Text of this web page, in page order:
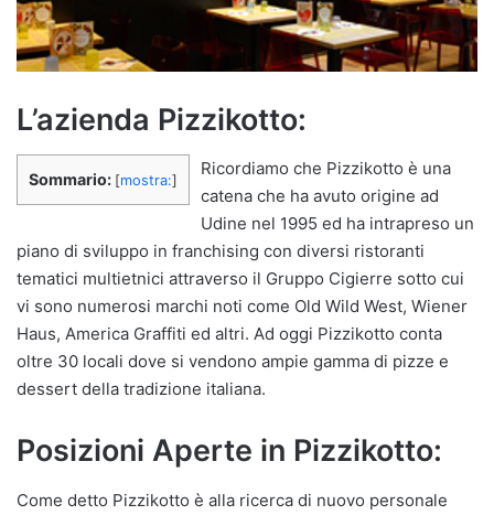
L’azienda Pizzikotto:
Sommario: [mostra:]
Ricordiamo che Pizzikotto è una
catena che ha avuto origine ad
Udine nel 1995 ed ha intrapreso un
piano di sviluppo in franchising con diversi ristoranti
tematici multietnici attraverso il Gruppo Cigierre sotto cui
vi sono numerosi marchi noti come Old Wild West, Wiener
Haus, America Graffiti ed altri. Ad oggi Pizzikotto conta
oltre 30 locali dove si vendono ampie gamma di pizze e
dessert della tradizione italiana.
Posizioni Aperte in Pizzikotto:
Come detto Pizzikotto è alla ricerca di nuovo personale